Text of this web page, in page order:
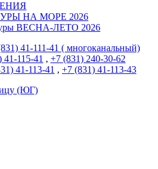
НА МОРЕ 2026
ВЕСНА-ЛЕТО 2026
41-111-41 ( многоканальный)
41-115-41 , +7 (831) 240-30-62
41-113-41 , +7 (831) 41-113-43
(ЮГ)